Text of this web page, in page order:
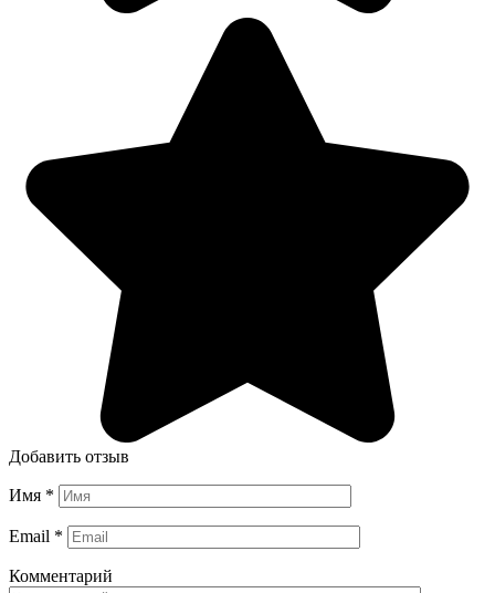
Добавить отзыв
Имя *
Email *
Комментарий